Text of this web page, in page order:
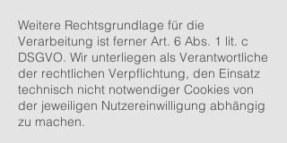
Weitere Rechtsgrundlage für die
Verarbeitung ist ferner Art. 6 Abs. 1 lit. c
DSGVO. Wir unterliegen als Verantwortliche
der rechtlichen Verpflichtung, den Einsatz
technisch nicht notwendiger Cookies von
der jeweiligen Nutzereinwilligung abhängig
zu machen.